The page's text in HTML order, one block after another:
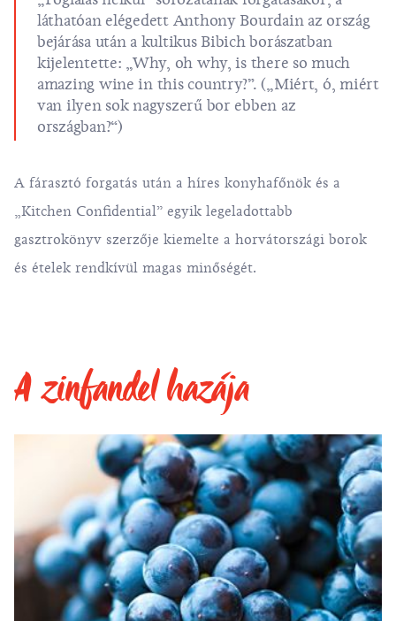
láthatóan elégedett Anthony Bourdain az ország
bejárása után a kultikus Bibich borászatban
kijelentette: „Why, oh why, is there so much
amazing wine in this country?”. („Miért, ó, miért
van ilyen sok nagyszerű bor ebben az
országban?“)
A fárasztó forgatás után a híres konyhafőnök és a
„Kitchen Confidential” egyik legeladottabb
gasztrokönyv szerzője kiemelte a horvátországi borok
és ételek rendkívül magas minőségét.
A zinfandel hazája